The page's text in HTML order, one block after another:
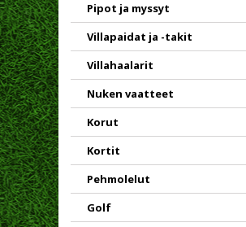
Pipot ja myssyt
Villapaidat ja -takit
Villahaalarit
Nuken vaatteet
Korut
Kortit
Pehmolelut
Golf